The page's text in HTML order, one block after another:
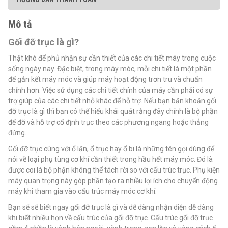
Mô tả
Gối đỡ trục là gì?
Thật khó để phủ nhận sự cần thiết của các chi tiết máy trong cuộc
sống ngày nay. Đặc biệt, trong máy móc, mỗi chi tiết là một phần
để gắn kết máy móc và giúp máy hoạt động trơn tru và chuẩn
chỉnh hơn. Việc sử dụng các chi tiết chính của máy cần phải có sự
trợ giúp của các chi tiết nhỏ khác để hỗ trợ. Nếu bạn băn khoăn gối
đỡ trục là gì thì bạn có thể hiểu khái quát rằng đây chính là bộ phần
để đỡ và hỗ trợ cố định trục theo các phương ngang hoặc thẳng
đứng.
Gối đỡ trục cùng với ổ lăn, ổ trục hay ổ bi là những tên gọi dùng để
nói về loại phụ tùng cơ khí cần thiết trong hầu hết máy móc. Đó là
được coi là bộ phận không thể tách rời so với cấu trúc trục. Phụ kiện
máy quan trọng này góp phần tạo ra nhiều lợi ích cho chuyển động
máy khi tham gia vào cấu trúc máy móc cơ khí.
Bạn sẽ sẽ biết ngay gối đỡ trục là gì và dễ dàng nhận diện dễ dàng
khi biết nhiều hơn về cấu trúc của gối đỡ trục. Cấu trúc gối đỡ trục